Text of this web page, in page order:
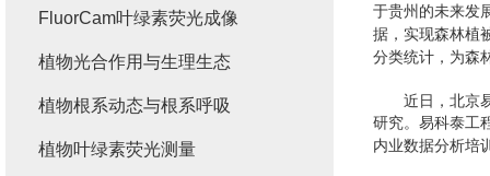
于贵州的未来发
据，实现森林植
分类统计，为森
近日，北京
研究。易科泰工
内业数据分析培
FluorCam叶绿素荧光成像
植物光合作用与生理生态
植物根系动态与根系呼吸
植物叶绿素荧光测量